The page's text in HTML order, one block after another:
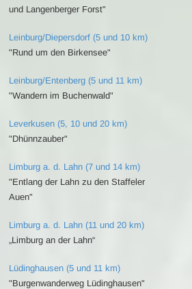
und Langenberger Forst"
Leinburg/Diepersdorf (5 und 10 km)
"Rund um den Birkensee"
Leinburg/Entenberg (5 und 11 km)
"Wandern im Buchenwald"
Leverkusen (5, 10 und 20 km)
"Dhünnzauber"
Limburg a. d. Lahn (7 und 14 km)
"Entlang der Lahn zu den Staffeler
Auen"
Limburg a. d. Lahn (11 und 20 km)
„Limburg an der Lahn“
Lüdinghausen (5 und 11 km)
"Burgenwanderweg Lüdinghausen"